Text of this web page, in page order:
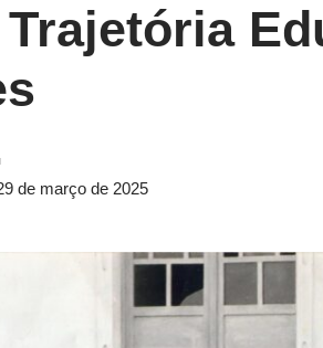
de março de 2025